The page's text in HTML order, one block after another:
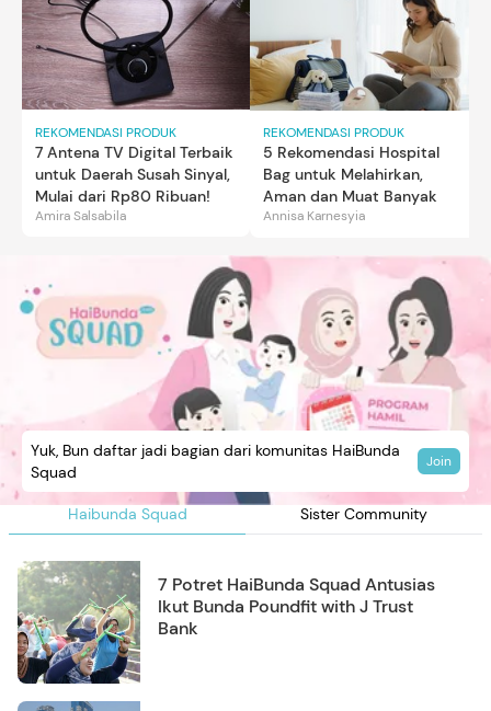
REKOMENDASI PRODUK
7 Antena TV Digital Terbaik
untuk Daerah Susah Sinyal,
Mulai dari Rp80 Ribuan!
Amira Salsabila
REKOMENDASI PRODUK
5 Rekomendasi Hospital
Bag untuk Melahirkan,
Aman dan Muat Banyak
Annisa Karnesyia
Haibunda Squad Sister Community
Yuk, Bun daftar jadi bagian dari komunitas HaiBunda
Squad
Join
7 Potret HaiBunda Squad Antusias
Ikut Bunda Poundfit with J Trust
Bank